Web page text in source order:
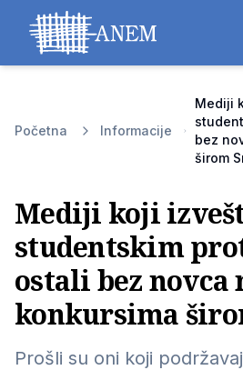
Početna Informacije
Mediji
bez
širom
Mediji koji
studentskim
ostali bez novca
konkursima
Prošli su oni koji